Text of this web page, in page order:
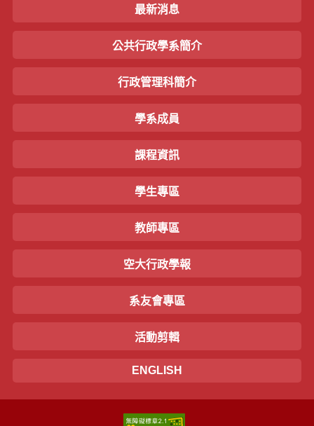
最新消息
公共行政學系簡介
行政管理科簡介
學系成員
課程資訊
學生專區
教師專區
空大行政學報
系友會專區
活動剪輯
ENGLISH